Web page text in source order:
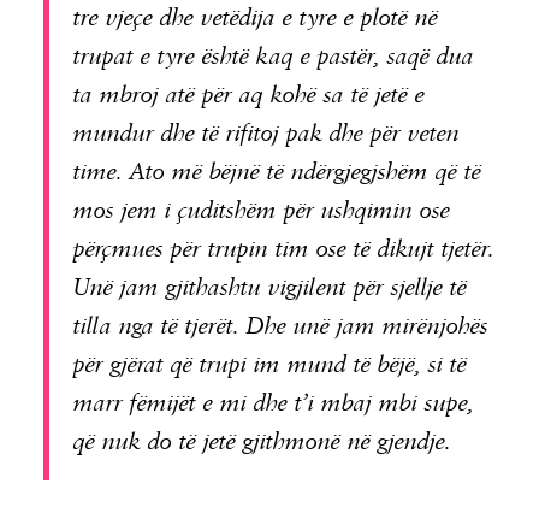
tre vjeçe dhe vetëdija e tyre e plotë në
trupat e tyre është kaq e pastër, saqë dua
ta mbroj atë për aq kohë sa të jetë e
mundur dhe të rifitoj pak dhe për veten
time. Ato më bëjnë të ndërgjegjshëm që të
mos jem i çuditshëm për ushqimin ose
përçmues për trupin tim ose të dikujt tjetër.
Unë jam gjithashtu vigjilent për sjellje të
tilla nga të tjerët. Dhe unë jam mirënjohës
për gjërat që trupi im mund të bëjë, si të
marr fëmijët e mi dhe t’i mbaj mbi supe,
që nuk do të jetë gjithmonë në gjendje.